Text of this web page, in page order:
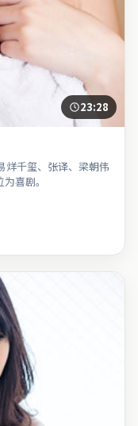
23:28
烊千玺、张译、梁朝伟
喜剧。